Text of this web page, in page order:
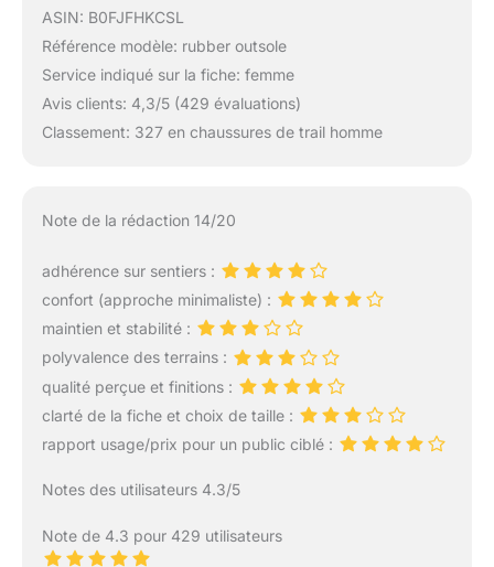
ASIN: B0FJFHKCSL
Référence modèle: rubber outsole
Service indiqué sur la fiche: femme
Avis clients: 4,3/5 (429 évaluations)
Classement: 327 en chaussures de trail homme
Note de la rédaction 14/20
adhérence sur sentiers :
confort (approche minimaliste) :
maintien et stabilité :
polyvalence des terrains :
qualité perçue et finitions :
clarté de la fiche et choix de taille :
rapport usage/prix pour un public ciblé :
Notes des utilisateurs 4.3/5
Note de 4.3 pour 429 utilisateurs